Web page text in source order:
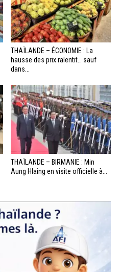
THAÏLANDE – ÉCONOMIE : La
hausse des prix ralentit… sauf
dans...
THAÏLANDE – BIRMANIE : Min
Aung Hlaing en visite officielle à...